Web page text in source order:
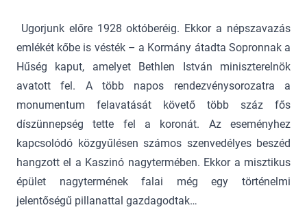
Ugorjunk előre 1928 októberéig. Ekkor a népszavazás
emlékét kőbe is vésték – a Kormány átadta Sopronnak a
Hűség kaput, amelyet Bethlen István miniszterelnök
avatott fel. A több napos rendezvénysorozatra a
monumentum felavatását követő több száz fős
díszünnepség tette fel a koronát. Az eseményhez
kapcsolódó közgyűlésen számos szenvedélyes beszéd
hangzott el a Kaszinó nagytermében. Ekkor a misztikus
épület nagytermének falai még egy történelmi
jelentőségű pillanattal gazdagodtak…